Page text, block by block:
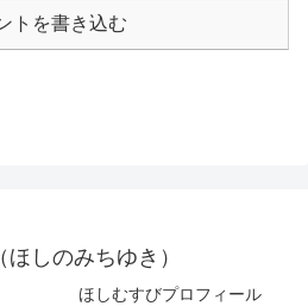
トを書き込む
しのみちゆき）
ほしむすびプロフィール